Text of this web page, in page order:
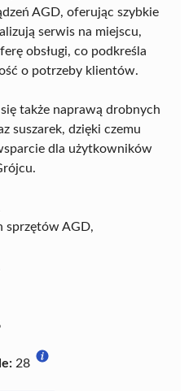
AGD, oferując szybkie
serwis na miejscu,
obsługi, co podkreśla
o potrzeby klientów.
także naprawą drobnych
suszarek, dzięki czemu
dla użytkowników
sprzętów AGD,
28